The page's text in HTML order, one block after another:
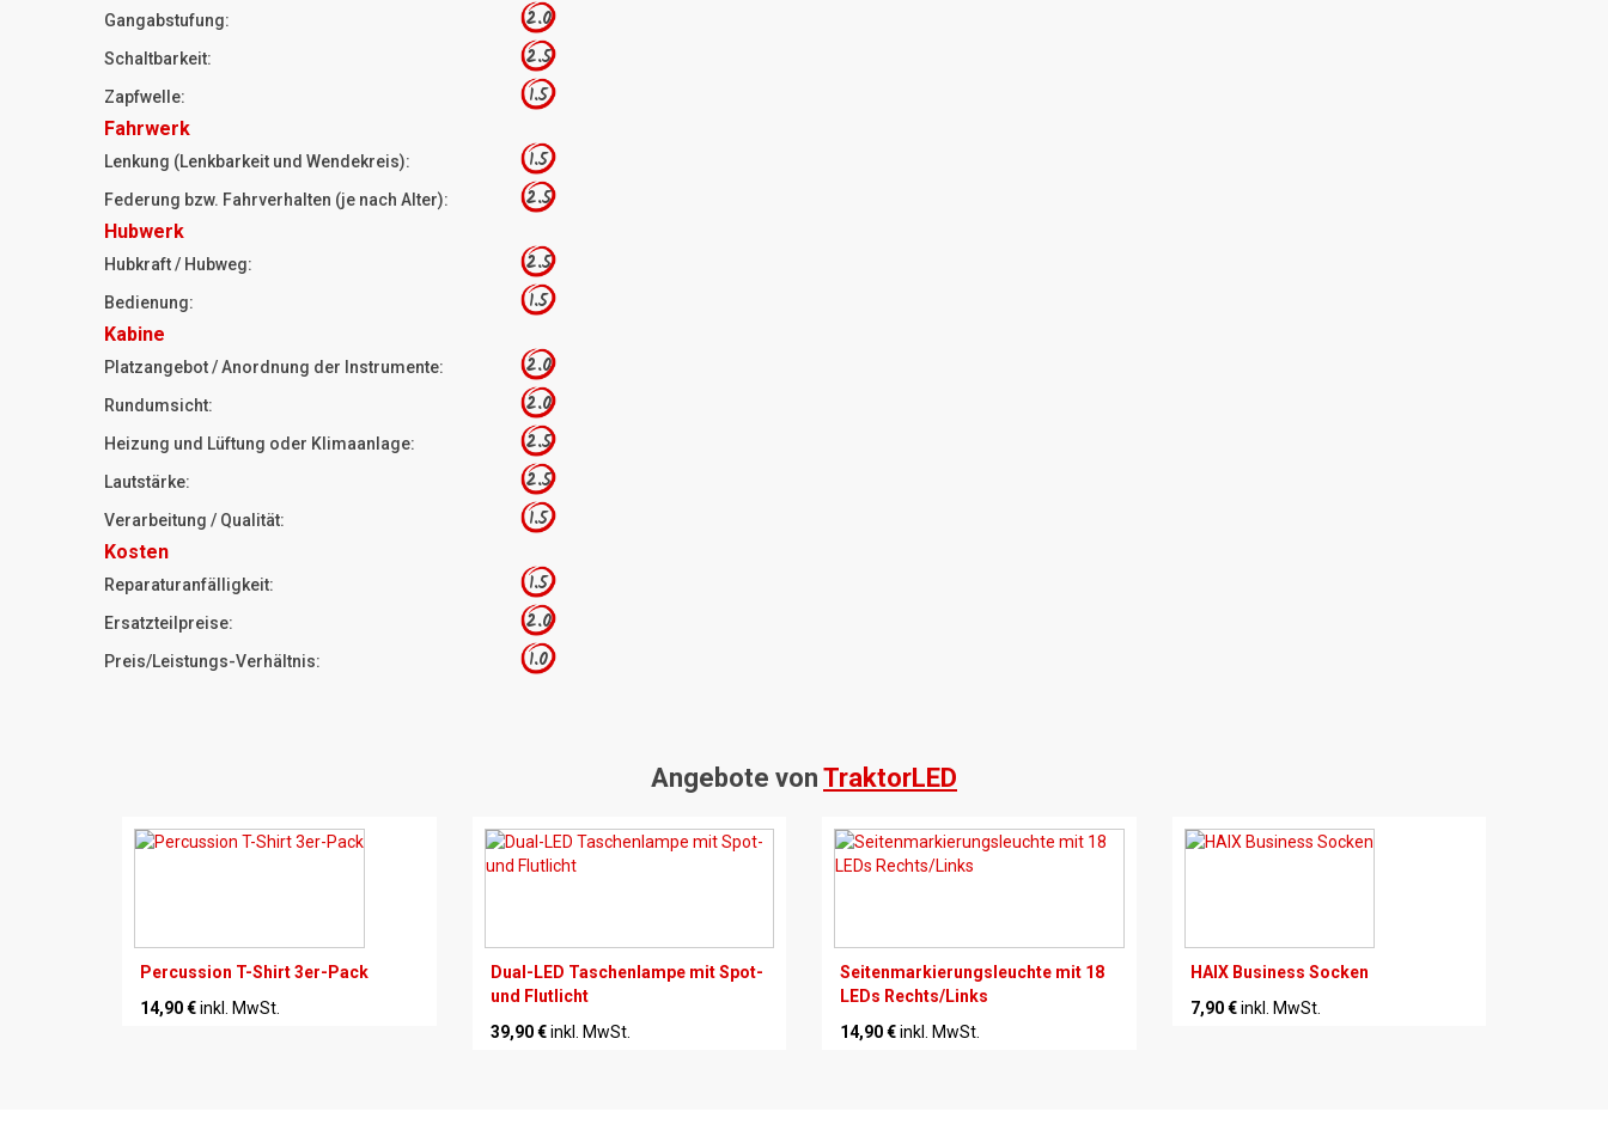
Gangabstufung: 2.0
Schaltbarkeit: 2.5
Zapfwelle: 1.5
Fahrwerk
Lenkung (Lenkbarkeit und Wendekreis): 1.5
Federung bzw. Fahrverhalten (je nach Alter): 2.5
Hubwerk
Hubkraft / Hubweg: 2.5
Bedienung: 1.5
Kabine
Platzangebot / Anordnung der Instrumente: 2.0
Rundumsicht: 2.0
Heizung und Lüftung oder Klimaanlage: 2.5
Lautstärke: 2.5
Verarbeitung / Qualität: 1.5
Kosten
Reparaturanfälligkeit: 1.5
Ersatzteilpreise: 2.0
Preis/Leistungs-Verhältnis: 1.0
Angebote von TraktorLED
Percussion T-Shirt 3er-Pack
14,90 €inkl. MwSt.
Dual-LED Taschenlampe mit Spot-
und Flutlicht
39,90 € inkl. MwSt.
Seitenmarkierungsleuchte mit 18
LEDs Rechts/Links
14,90 €inkl. MwSt.
HAIX Business Socken
7,90 € inkl. MwSt.